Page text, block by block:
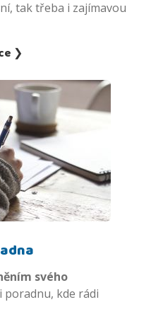
tak třeba i zajímavou
❯
svého
poradnu, kde rádi